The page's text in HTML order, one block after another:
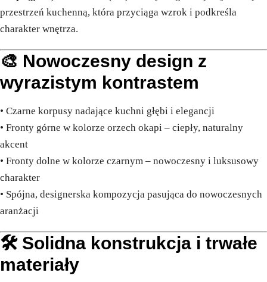
przestrzeń kuchenną, która przyciąga wzrok i podkreśla
charakter wnętrza.
🎨 Nowoczesny design z
wyrazistym kontrastem
• Czarne korpusy nadające kuchni głębi i elegancji
• Fronty górne w kolorze orzech okapi – ciepły, naturalny
akcent
• Fronty dolne w kolorze czarnym – nowoczesny i luksusowy
charakter
• Spójna, designerska kompozycja pasująca do nowoczesnych
aranżacji
🛠️ Solidna konstrukcja i trwałe
materiały